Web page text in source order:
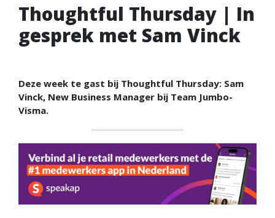
Thoughtful Thursday | In
gesprek met Sam Vinck
Deze week te gast bij Thoughtful Thursday: Sam
Vinck, New Business Manager bij Team Jumbo-
Visma.